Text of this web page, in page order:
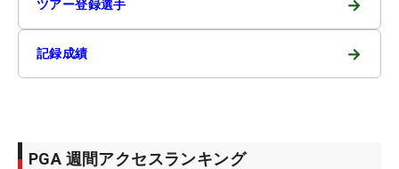
ツアー登録選手 →
記録成績 →
PGA 週間アクセスランキング